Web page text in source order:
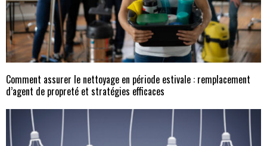
Comment assurer le nettoyage en période estivale : remplacement
d’agent de propreté et stratégies efficaces